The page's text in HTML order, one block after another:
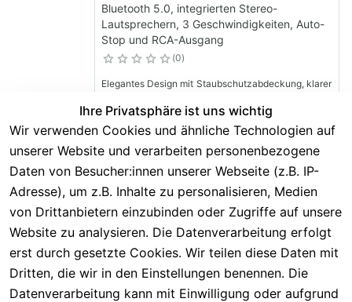
Bluetooth 5.0, integrierten Stereo-
Lautsprechern, 3 Geschwindigkeiten, Auto-
Stop und RCA-Ausgang
0
Elegantes Design mit Staubschutzabdeckung, klarer
und flexible Geschwindigkeitswahl 33/45/78 RPM.
71,22 €
99,00 €
Hinzufügen
DENVER
Denver VPL-230 Retro-Plattenspieler mit
Bluetooth Senden & Empfang für z.B.
Kopfhörer, USB-Aufnahme & Lautsprecher
Ihre Privatsphäre ist uns wichtig
Wir verwenden Cookies und ähnliche Technologien auf
unserer Website und verarbeiten personenbezogene
Daten von Besucher:innen unserer Webseite (z.B. IP-
Adresse), um z.B. Inhalte zu personalisieren, Medien
von Drittanbietern einzubinden oder Zugriffe auf unsere
Website zu analysieren. Die Datenverarbeitung erfolgt
erst durch gesetzte Cookies. Wir teilen diese Daten mit
Dritten, die wir in den Einstellungen benennen. Die
Datenverarbeitung kann mit Einwilligung oder aufgrund